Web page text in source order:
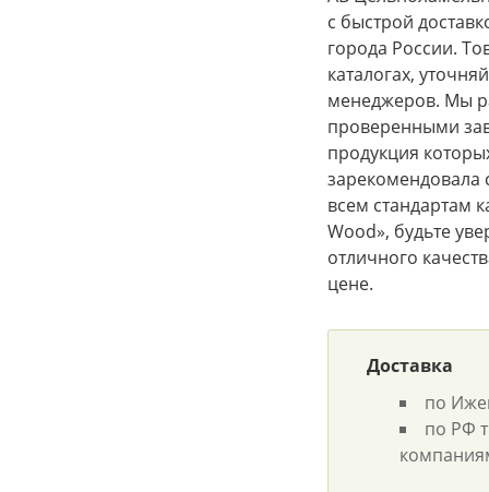
с быстрой
города России.
каталогах,
менеджеров. Мы
проверенными
продукция
зарекомендовала
всем стандартам
Wood», будьте
отличного
цене.
Доставка
по
по РФ